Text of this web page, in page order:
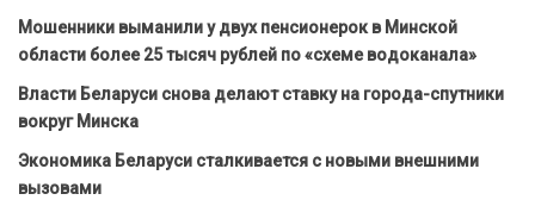
Мошенники выманили у двух пенсионерок в Минской
области более 25 тысяч рублей по «схеме водоканала»
Власти Беларуси снова делают ставку на города-спутники
вокруг Минска
Экономика Беларуси сталкивается с новыми внешними
вызовами